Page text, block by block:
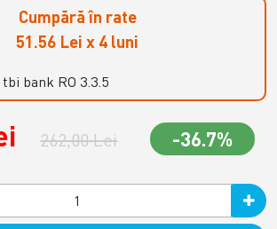
Cumpără în rate
51.56 Lei x 4 luni
262,00 Lei -36.7%